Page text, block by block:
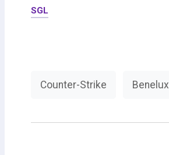
SGL
Counter-Strike Benelux